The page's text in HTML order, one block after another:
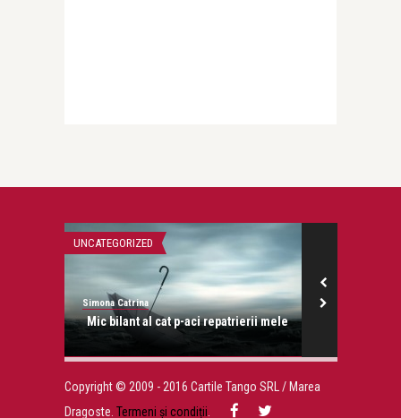
UNCATEGORIZED
Simona Catrina
Mic bilant al cat p-aci repatrierii mele
Copyright © 2009 - 2016 Cartile Tango SRL / Marea
Dragoste. Termeni și condiții